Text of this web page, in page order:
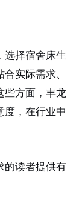
选择宿舍床生
实际需求、
些方面，丰龙
度，在行业中
的读者提供有